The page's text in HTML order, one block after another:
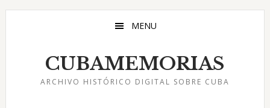
Saltar
Saltar
Saltar
MENU
CUBAMEMORIAS
ARCHIVO HISTÓRICO DIGITAL SOBRE CUBA